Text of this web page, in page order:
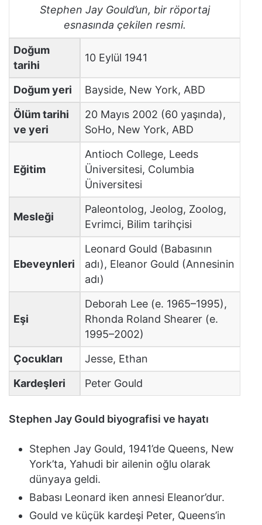
Stephen Jay Gould’un, bir röportaj
esnasında çekilen resmi.
Doğum
tarihi
10 Eylül 1941
Doğum yeri
Bayside, New York, ABD
Ölüm tarihi
ve yeri
20 Mayıs 2002 (60 yaşında),
SoHo, New York, ABD
Eğitim
Antioch College, Leeds
Üniversitesi, Columbia
Üniversitesi
Mesleği
Paleontolog, Jeolog, Zoolog,
Evrimci, Bilim tarihçisi
Ebeveynleri
Leonard Gould (Babasının
adı), Eleanor Gould (Annesinin
adı)
Eşi
Deborah Lee (e. 1965–1995),
Rhonda Roland Shearer (e.
1995–2002)
Çocukları
Jesse, Ethan
Kardeşleri
Peter Gould
Stephen Jay Gould biyografisi ve hayatı
Stephen Jay Gould, 1941’de Queens, New
York’ta, Yahudi bir ailenin oğlu olarak
dünyaya geldi.
Babası Leonard iken annesi Eleanor’dur.
Gould ve küçük kardeşi Peter, Queens’in